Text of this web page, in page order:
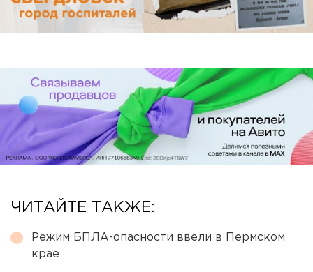
ЧИТАЙТЕ ТАКЖЕ:
Режим БПЛА-опасности ввели в Пермском
крае